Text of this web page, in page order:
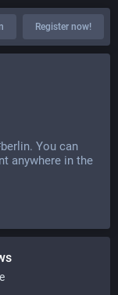
Register now!
. You can
anywhere in the